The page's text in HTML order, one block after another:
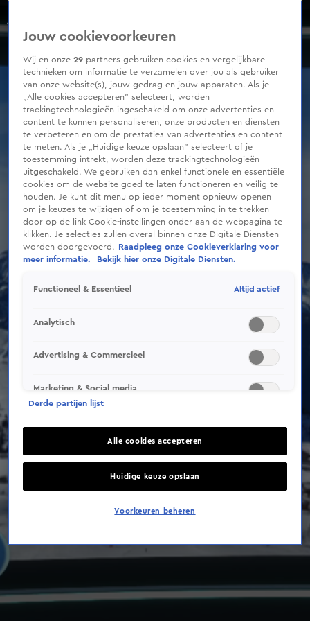
Seizoen 2022
of
1
seconds
Jouw cookievoorkeuren
Wij en onze29 partners gebruiken cookies en vergelijkbare
technieken om informatie te verzamelen over jou als gebruiker
van onze website(s), jouw gedrag en jouw apparaten. Als je
„Alle cookies accepteren” selecteert, worden
trackingtechnologieën ingeschakeld om onze advertenties en
content te kunnen personaliseren, onze producten en diensten
te verbeteren en om de prestaties van advertenties en content
te meten. Als je „Huidige keuze opslaan” selecteert of je
toestemming intrekt, worden deze trackingtechnologieën
uitgeschakeld. We gebruiken dan enkel functionele en essentiële
cookies om de website goed te laten functioneren en veilig te
houden. Je kunt dit menu op ieder moment opnieuw openen
om je keuzes te wijzigen of om je toestemming in te trekken
door op de link Cookie-instellingen onder aan de webpagina te
klikken. Je selecties zullen overal binnen onze Digitale Diensten
worden doorgevoerd.
Raadpleeg onze Cookieverklaring voor
meer informatie.
Bekijk hier onze Digitale Diensten.
Functioneel & Essentieel Altijd actief
Analytisch
Advertising & Commercieel
Marketing & Social media
Derde partijen lijst
Alle cookies accepteren
Huidige keuze opslaan
Voorkeuren beheren